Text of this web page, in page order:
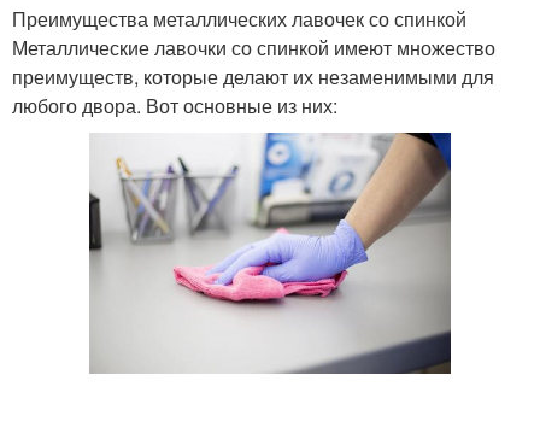
Преимущества металлических лавочек со спинкой
Металлические лавочки со спинкой имеют множество
преимуществ, которые делают их незаменимыми для
любого двора. Вот основные из них: